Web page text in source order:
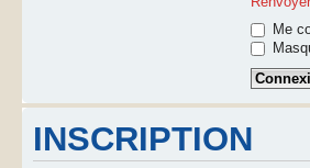
Me
INSCRIPTION